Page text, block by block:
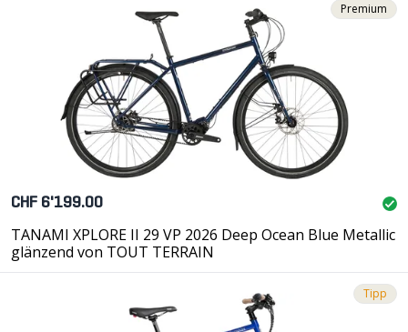
Premium
CHF 6'199.00
TANAMI XPLORE II 29 VP 2026 Deep Ocean Blue Metallic
glänzend von TOUT TERRAIN
Tipp